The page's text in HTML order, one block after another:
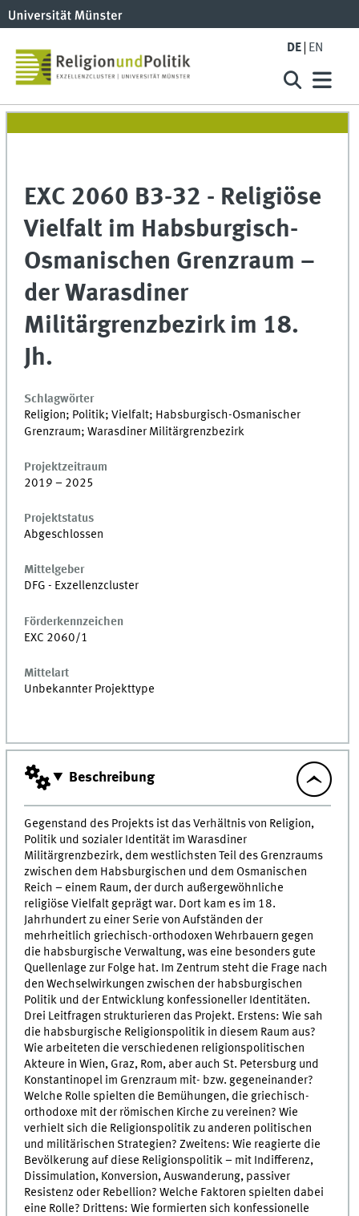
DE EN
EXC 2060 B3-32 - Religiöse
Vielfalt im Habsburgisch-
Osmanischen Grenzraum –
der Warasdiner
Militärgrenzbezirk im 18.
Jh.
Schlagwörter
Religion; Politik; Vielfalt; Habsburgisch-Osmanischer
Grenzraum; Warasdiner Militärgrenzbezirk
Projektzeitraum
2019 – 2025
Projektstatus
Abgeschlossen
Mittelgeber
DFG - Exzellenzcluster
Förderkennzeichen
EXC 2060/1
Mittelart
Unbekannter Projekttype
Beschreibung
Gegenstand des Projekts ist das Verhältnis von Religion,
Politik und sozialer Identität im Warasdiner
Militärgrenzbezirk, dem westlichsten Teil des Grenzraums
zwischen dem Habsburgischen und dem Osmanischen
Reich – einem Raum, der durch außergewöhnliche
religiöse Vielfalt geprägt war. Dort kam es im 18.
Jahrhundert zu einer Serie von Aufständen der
mehrheitlich griechisch-orthodoxen Wehrbauern gegen
die habsburgische Verwaltung, was eine besonders gute
Quellenlage zur Folge hat. Im Zentrum steht die Frage nach
den Wechselwirkungen zwischen der habsburgischen
Politik und der Entwicklung konfessioneller Identitäten.
Drei Leitfragen strukturieren das Projekt. Erstens: Wie sah
die habsburgische Religionspolitik in diesem Raum aus?
Wie arbeiteten die verschiedenen religionspolitischen
Akteure in Wien, Graz, Rom, aber auch St. Petersburg und
Konstantinopel im Grenzraum mit- bzw. gegeneinander?
Welche Rolle spielten die Bemühungen, die griechisch-
orthodoxe mit der römischen Kirche zu vereinen? Wie
verhielt sich die Religionspolitik zu anderen politischen
und militärischen Strategien? Zweitens: Wie reagierte die
Bevölkerung auf diese Religionspolitik – mit Indifferenz,
Dissimulation, Konversion, Auswanderung, passiver
Resistenz oder Rebellion? Welche Faktoren spielten dabei
eine Rolle? Drittens: Wie formierten sich konfessionelle